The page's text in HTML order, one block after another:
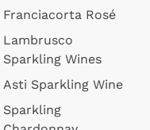
Franciacorta Rosé
Lambrusco
Sparkling Wines
Asti Sparkling Wine
Sparkling